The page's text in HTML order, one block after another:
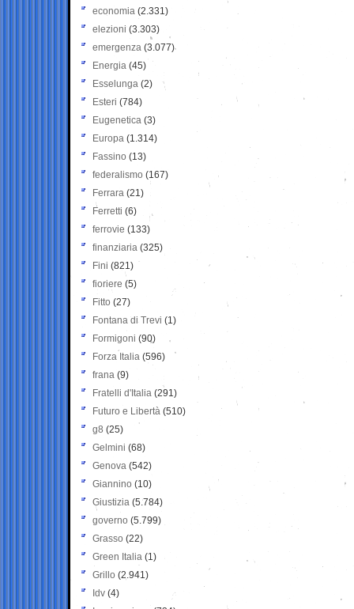
economia (2.331)
elezioni (3.303)
emergenza (3.077)
Energia (45)
Esselunga (2)
Esteri (784)
Eugenetica (3)
Europa (1.314)
Fassino (13)
federalismo (167)
Ferrara (21)
Ferretti (6)
ferrovie (133)
finanziaria (325)
Fini (821)
fioriere (5)
Fitto (27)
Fontana di Trevi (1)
Formigoni (90)
Forza Italia (596)
frana (9)
Fratelli d'Italia (291)
Futuro e Libertà (510)
g8 (25)
Gelmini (68)
Genova (542)
Giannino (10)
Giustizia (5.784)
governo (5.799)
Grasso (22)
Green Italia (1)
Grillo (2.941)
Idv (4)